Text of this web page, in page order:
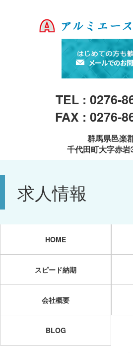
TEL : 0276-
FAX : 0276-
群馬県邑楽
千代田町大字赤岩
求人情報
HOME
スピード納期
会社概要
BLOG